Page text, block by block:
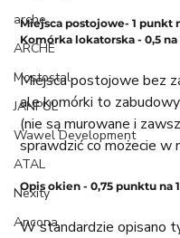
arche
ARCHE
Mostostal
JANPUL
Wawel Development
ATAL
Nexity
Ancona
Miejsca postojowe- 1 punkt
Komórka lokatorska - 0,5 na
Miejsca postojowe bez
ale komórki to
(nie są murowane i
sprawdzić co możecie w
Opis okien - 0,75 punktu na
W standardzie opisano